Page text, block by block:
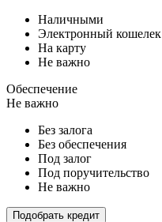
Наличными
Электронный кошелек
На карту
Не важно
Обеспечение
Не важно
Без залога
Без обеспечения
Под залог
Под поручительство
Не важно
Подобрать кредит